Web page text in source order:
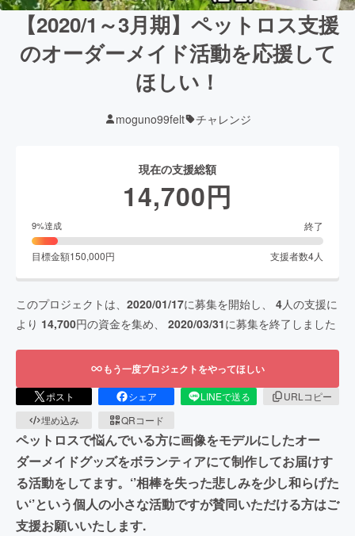
【2020/1～3月期】ペットロス支援
のオーダーメイド活動を応援して
ほしい！
moguno99felt チャレンジ
現在の支援総額
14,700円
9%達成 終了
目標金額150,000円 支援者数4人
このプロジェクトは、 2020/01/17に募集を開始し、 4人の支援に
より 14,700円の資金を集め、 2020/03/31に募集を終了しました
もう一度プロジェクトをやってほしい
ポスト シェア LINEで送る
URLコピー
埋め込み
QRコード
ペットロスで悩んでいる方に画像をモデルにしたオー
ダーメイドグッズをボランティアにて制作してお届けす
る活動をしてます。‘’相棒を失った悲しみを少し和らげた
い‘’という個人の小さな活動ですが賛同いただける方はご
支援お願いいたします.